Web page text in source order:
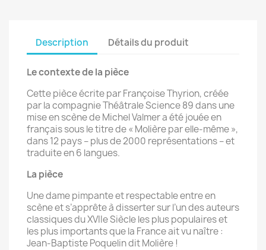
Description Détails du produit
Le contexte de la pièce
Cette pièce écrite par Françoise Thyrion, créée
par la compagnie Théâtrale Science 89 dans une
mise en scène de Michel Valmer a été jouée en
français sous le titre de « Molière par elle-même »,
dans 12 pays – plus de 2000 représentations – et
traduite en 6 langues.
La pièce
Une dame pimpante et respectable entre en
scène et s’apprête à disserter sur l’un des auteurs
classiques du XVIIe Siècle les plus populaires et
les plus importants que la France ait vu naître :
Jean-Baptiste Poquelin dit Molière !